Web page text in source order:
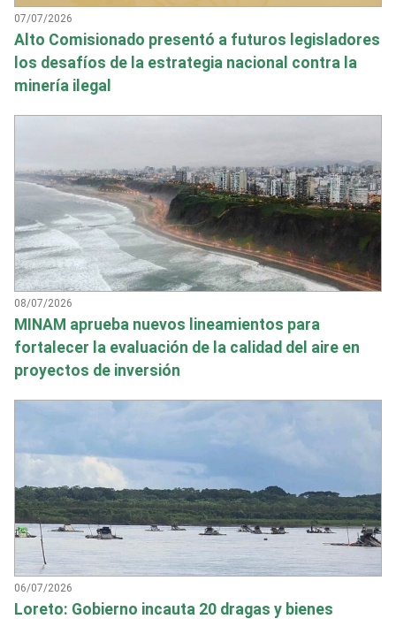
07/07/2026
Alto Comisionado presentó a futuros legisladores
los desafíos de la estrategia nacional contra la
minería ilegal
08/07/2026
MINAM aprueba nuevos lineamientos para
fortalecer la evaluación de la calidad del aire en
proyectos de inversión
06/07/2026
Loreto: Gobierno incauta 20 dragas y bienes